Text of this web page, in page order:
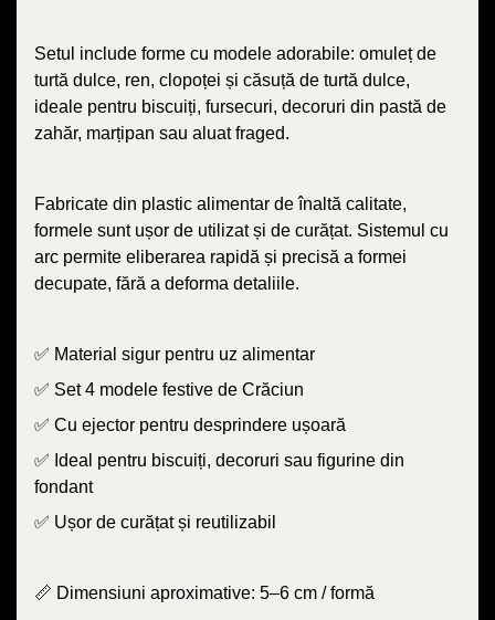
Setul include forme cu modele adorabile: omuleț de
turtă dulce, ren, clopoței și căsuță de turtă dulce,
ideale pentru biscuiți, fursecuri, decoruri din pastă de
zahăr, marțipan sau aluat fraged.
Fabricate din plastic alimentar de înaltă calitate,
formele sunt ușor de utilizat și de curățat. Sistemul cu
arc permite eliberarea rapidă și precisă a formei
decupate, fără a deforma detaliile.
✅ Material sigur pentru uz alimentar
✅ Set 4 modele festive de Crăciun
✅ Cu ejector pentru desprindere ușoară
✅ Ideal pentru biscuiți, decoruri sau figurine din
fondant
✅ Ușor de curățat și reutilizabil
📏 Dimensiuni aproximative: 5–6 cm / formă